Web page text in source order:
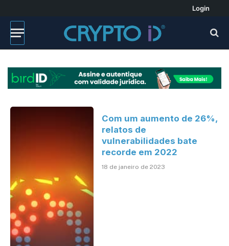
Login
Com um aumento de 26%,
relatos de
vulnerabilidades bate
recorde em 2022
18 de janeiro de 2023